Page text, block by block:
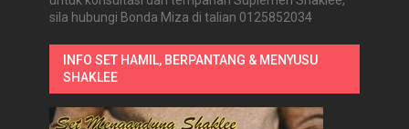
sila hubungi Bonda Miza di talian 0125852034
INFO SET HAMIL, BERPANTANG & MENYUSU
SHAKLEE